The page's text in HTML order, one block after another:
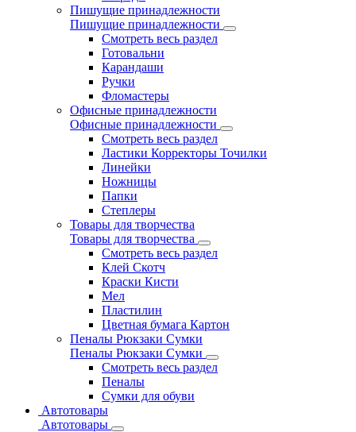
Пишущие принадлежности
Пишущие принадлежности
Смотреть весь раздел
Готовальни
Карандаши
Ручки
Фломастеры
Офисные принадлежности
Офисные принадлежности
Смотреть весь раздел
Ластики Корректоры Точилки
Линейки
Ножницы
Папки
Степлеры
Товары для творчества
Товары для творчества
Смотреть весь раздел
Клей Скотч
Краски Кисти
Мел
Пластилин
Цветная бумага Картон
Пеналы Рюкзаки Сумки
Пеналы Рюкзаки Сумки
Смотреть весь раздел
Пеналы
Сумки для обуви
Автотовары
Автотовары